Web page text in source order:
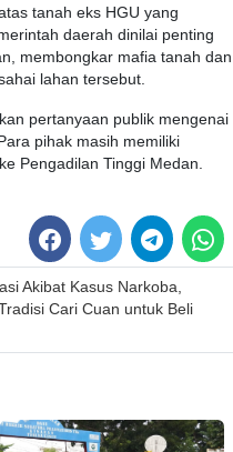
tanah eks HGU yang
daerah dinilai penting
membongkar mafia tanah dan
lahan tersebut.
pertanyaan publik mengenai
pihak masih memiliki
Pengadilan Tinggi Medan.
Akibat Kasus Narkoba,
Cari Cuan untuk Beli